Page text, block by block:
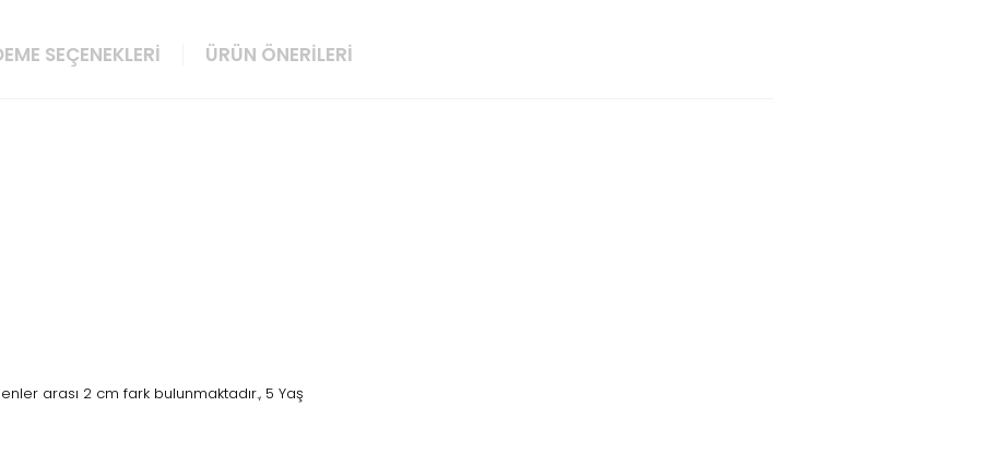
SEÇENEKLERI ÜRÜN ÖNERILERI
arası 2 cm fark bulunmaktadır., 5 Yaş